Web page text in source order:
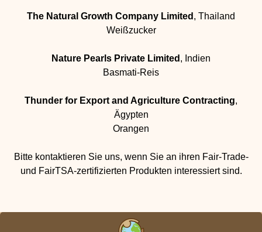
The Natural Growth Company Limited , Thailand
Weißzucker
Nature Pearls Private Limited , Indien
Basmati-Reis
Thunder for Export and Agriculture Contracting,
Ägypten
Orangen
Bitte kontaktieren Sie uns, wenn Sie an ihren Fair-Trade-
und FairTSA-zertifizierten Produkten interessiert sind.